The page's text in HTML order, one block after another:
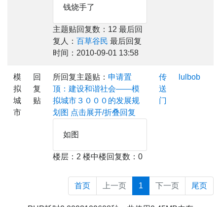
钱烧手了
主题贴回复数：12 最后回
复人： 百草谷民 最后回复
时间：2010-09-01 13:58
模
拟
城
市
回
复
贴
所回复主题贴： 申请置
顶：建设和谐社会——模
拟城市３０００的发展规
划图 点击展开/折叠回复
如图
楼层：2 楼中楼回复数：0
传
送
门
lulbob
首页 上一页 1 下一页 尾页